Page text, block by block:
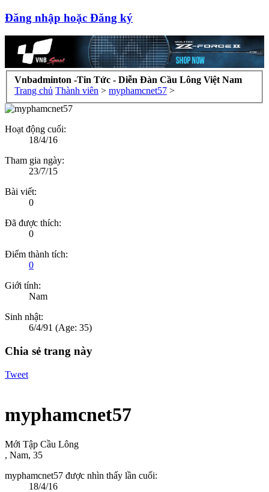
Đăng nhập hoặc Đăng ký
Vnbadminton -Tin Tức - Diễn Đàn Cầu Lông Việt Nam
Trang chủ Thành viên > myphamcnet57 >
Hoạt động cuối:
18/4/16
Tham gia ngày:
23/7/15
Bài viết:
0
Đã được thích:
0
Điểm thành tích:
0
Giới tính:
Nam
Sinh nhật:
6/4/91 (Age: 35)
Chia sẻ trang này
Tweet
myphamcnet57
Mới Tập Cầu Lông
, Nam, 35
myphamcnet57 được nhìn thấy lần cuối:
18/4/16